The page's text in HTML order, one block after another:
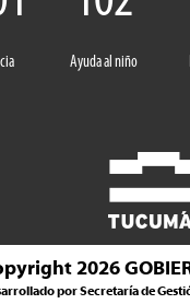
Ayuda al niño
2026
por Secretaría de